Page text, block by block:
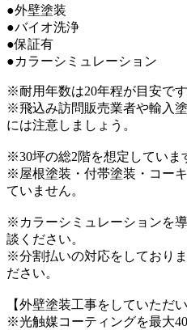
●外壁塗装
●バイオ洗浄
●保証有
●カラーシミュレーション
※耐用年数は20年程が目安です
※飛込み訪問販売業者や輸入
には注意しましょう。
※30坪の総2階を想定していま
※屋根塗装・付帯塗装・コー
ていません。
※カラーシミュレーションを
談ください。
※分割払いの対応をしており
ださい。
【外壁塗装工事をしていただ
※光触媒コーティングを最大40